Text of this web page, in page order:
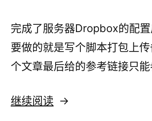
完成了服务器Dropbox的配
要做的就是写个脚本打包上
个文章最后给的参考链接只
继续阅读 “Linux